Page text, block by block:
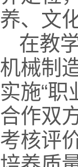
养、文
在教
机械制
实施“
合作双
考核评